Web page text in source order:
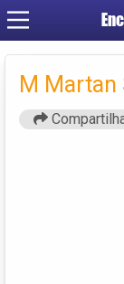
M Martan